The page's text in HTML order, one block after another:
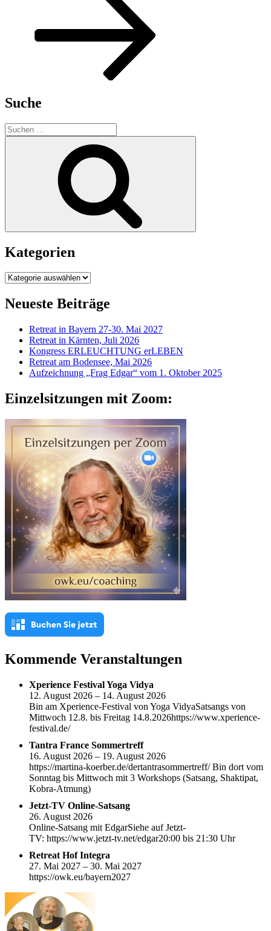
Suche
Suchen
nach:
Kategorien
Kategorien
Neueste Beiträge
Retreat in Bayern 27-30. Mai 2027
Retreat in Kärnten, Juli 2026
Kongress ERLEUCHTUNG erLEBEN
Retreat am Bodensee, Mai 2026
Aufzeichnung „Frag Edgar“ vom 1. Oktober 2025
Einzelsitzungen mit Zoom:
Kommende Veranstaltungen
Xperience Festival Yoga Vidya
12. August 2026 – 14. August 2026
Bin am Xperience-Festival von Yoga VidyaSatsangs von
Mittwoch 12.8. bis Freitag 14.8.2026https://www.xperience-
festival.de/
Tantra France Sommertreff
16. August 2026 – 19. August 2026
https://martina-koerber.de/dertantrasommertreff/ Bin dort vom
Sonntag bis Mittwoch mit 3 Workshops (Satsang, Shaktipat,
Kobra-Atmung)
Jetzt-TV Online-Satsang
26. August 2026
Online-Satsang mit EdgarSiehe auf Jetzt-
TV: https://www.jetzt-tv.net/edgar20:00 bis 21:30 Uhr
Retreat Hof Integra
27. Mai 2027 – 30. Mai 2027
https://owk.eu/bayern2027